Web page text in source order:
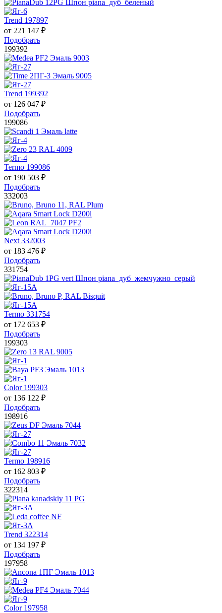
Trend 197897
от 221 147 ₽
Подобрать
199392
Trend 199392
от 126 047 ₽
Подобрать
199086
Termo 199086
от 190 503 ₽
Подобрать
332003
Next 332003
от 183 476 ₽
Подобрать
331754
Termo 331754
от 172 653 ₽
Подобрать
199303
Color 199303
от 136 122 ₽
Подобрать
198916
Termo 198916
от 162 803 ₽
Подобрать
322314
Trend 322314
от 134 197 ₽
Подобрать
197958
Color 197958